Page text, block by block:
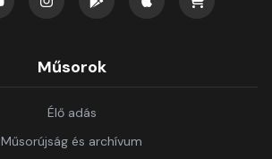
Műsorok
Élő adás
Műsorújság és archívum